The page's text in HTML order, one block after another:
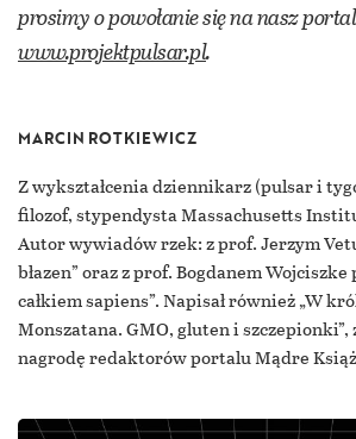
prosimy o powołanie się na nasz
www.projektpulsar.pl.
MARCIN ROTKIEWICZ
Z wykształcenia dziennikarz (pulsar i
filozof, stypendysta Massachusetts
Autor wywiadów rzek: z prof. Jerzym
błazen” oraz z prof. Bogdanem Wojciszke
całkiem sapiens”. Napisał również „W
Monszatana. GMO, gluten i szczepionki”,
nagrodę redaktorów portalu Mądre